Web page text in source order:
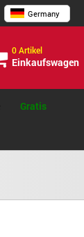
Germany
0 Artikel
Einkaufswagen
Gratis